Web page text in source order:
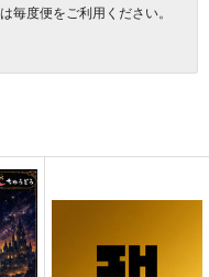
毎度便をご利用ください。